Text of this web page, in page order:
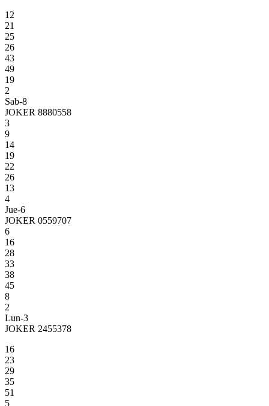
12
21
25
26
43
49
19
2
Sab-8
JOKER 8880558
3
9
14
19
22
26
13
4
Jue-6
JOKER 0559707
6
16
28
33
38
45
8
2
Lun-3
JOKER 2455378
16
23
29
35
51
5